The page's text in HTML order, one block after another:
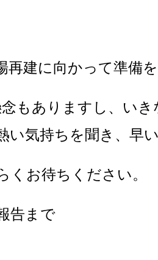
再建に向かって準備を
もありますし、い
い気持ちを聞き、早
くお待ちください。
告まで